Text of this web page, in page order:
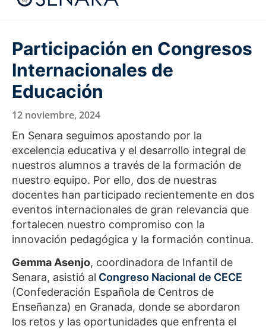
Participación en Congresos
Internacionales de
Educación
12 noviembre, 2024
En Senara seguimos apostando por la
excelencia educativa y el desarrollo integral de
nuestros alumnos a través de la formación de
nuestro equipo. Por ello, dos de nuestras
docentes han participado recientemente en dos
eventos internacionales de gran relevancia que
fortalecen nuestro compromiso con la
innovación pedagógica y la formación continua.
Gemma Asenjo, coordinadora de Infantil de
Senara, asistió al Congreso Nacional de CECE
(Confederación Española de Centros de
Enseñanza) en Granada, donde se abordaron
los retos y las oportunidades que enfrenta el